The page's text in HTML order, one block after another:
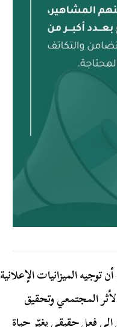
الميزانيات الإعلانية
المجتمعي وتحقيق
إلى فعل حقيقي يغيّر حياة